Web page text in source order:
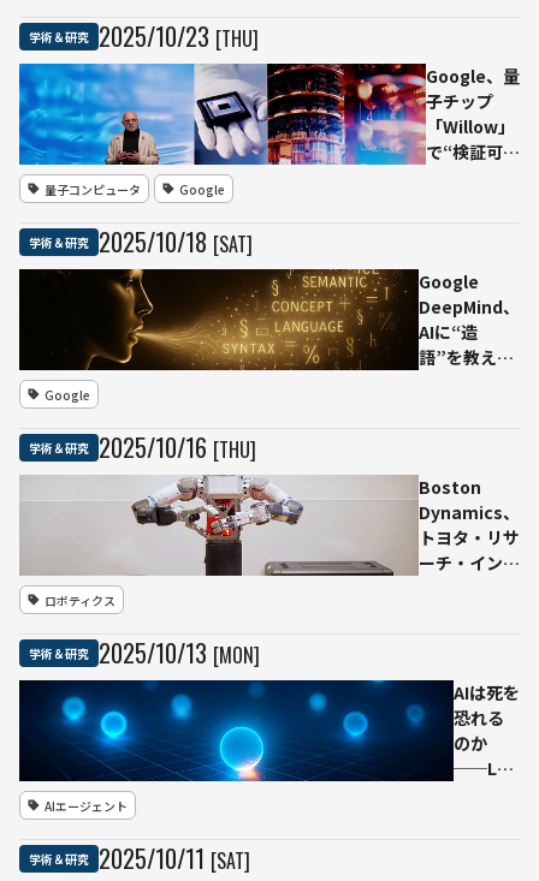
──Gemma
ベースの270
億パラメータ
モデルががん
学術＆研究 2025/10/23 [THU]
Google、量
子チップ
「Willow」
で“検証可能
スーパーコ
ンピュータ
ーを13,000
倍上回る性
量子コンピュータ Google
学術＆研究 2025/10/18 [SAT]
Google
DeepMind、
AIに“造
語”を教えて
説明する能力
も確認
Google
学術＆研究 2025/10/16 [THU]
Boston
Dynamics、
トヨタ・リサ
ーチ・インス
「Atlas」の
新型グリッパ
ーを公開
──“器用
ロボティクス
学術＆研究 2025/10/13 [MON]
AIは死を
恐れる
のか
──LLM
AIエージェント
学術＆研究 2025/10/11 [SAT]